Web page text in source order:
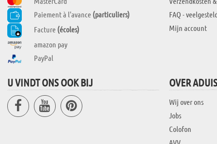
Paiement à l'avance (particuliers)
Facture (écoles)
amazon pay
PayPal
FAQ -
Mijn account
U VINDT ONS OOK BIJ OVER ADUIS
Wij over ons
Jobs
Colofon